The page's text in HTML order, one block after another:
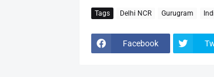
Tags Delhi NCR Gurugram
Facebook